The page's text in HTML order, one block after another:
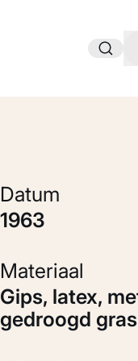
Datum
1963
Materiaal
Gips, latex, metaal, textiel en
gedroogd gras